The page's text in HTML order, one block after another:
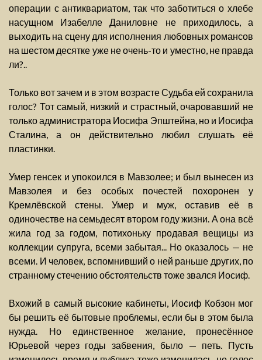
операции с антиквариатом, так что заботиться о хлебе
насущном Изабелле Даниловне не приходилось, а
выходить на сцену для исполнения любовных романсов
на шестом десятке уже не очень-то и уместно, не правда
ли?..
Только вот зачем и в этом возрасте Судьба ей сохранила
голос? Тот самый, низкий и страстный, очаровавший не
только администратора Иосифа Эпштейна, но и Иосифа
Сталина, а он действительно любил слушать её
пластинки.
Умер генсек и упокоился в Мавзолее; и был вынесен из
Мавзолея и без особых почестей похоронен у
Кремлёвской стены. Умер и муж, оставив её в
одиночестве на семьдесят втором году жизни. А она всё
жила год за годом, потихоньку продавая вещицы из
коллекции супруга, всеми забытая... Но оказалось — не
всеми. И человек, вспомнивший о ней раньше других, по
странному стечению обстоятельств тоже звался Иосиф.
Вхожий в самый высокие кабинеты, Иосиф Кобзон мог
бы решить её бытовые проблемы, если бы в этом была
нужда. Но единственное желание, пронесённое
Юрьевой через годы забвения, было — петь. Пусть